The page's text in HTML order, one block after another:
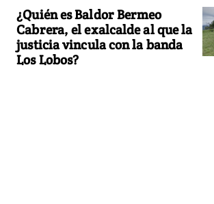
¿Quién es Baldor Bermeo
Cabrera, el exalcalde al que la
justicia vincula con la banda
Los Lobos?